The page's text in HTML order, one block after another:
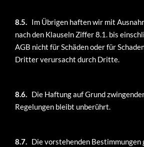
8.5. Im Übrigen haften wir mit
nach den Klauseln Ziffer 8.1. bis
AGB nicht für Schäden oder für
Dritter verursacht durch Dritte.
8.6. Die Haftung auf Grund
Regelungen bleibt unberührt.
8.7. Die vorstehenden Bestimmungen